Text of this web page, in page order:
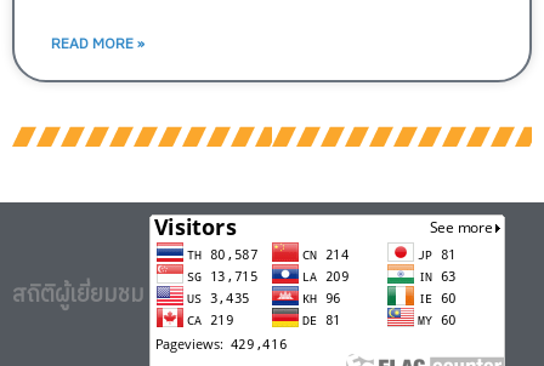
READ MORE »
สถิติผู้เยี่ยมชม